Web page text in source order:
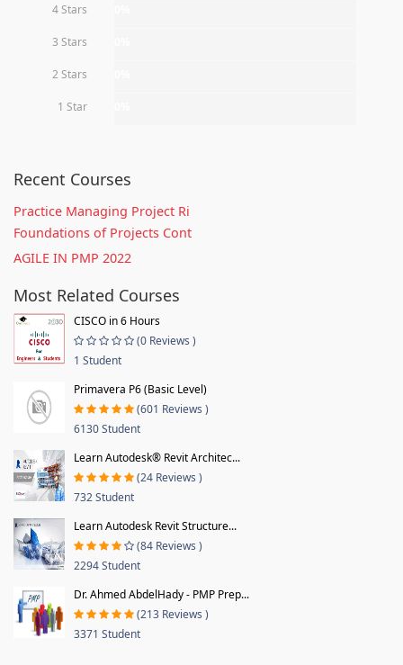
4 Stars
3 Stars
2 Stars
1 Star
Recent Courses
Practice Managing Project Ri
Foundations of Projects Cont
AGILE IN PMP 2022
Most Related Courses
CISCO in 6 Hours
(0 Reviews )
1 Student
Primavera P6 (Basic Level)
(601 Reviews )
6130 Student
Learn Autodesk® Revit Architec...
(24 Reviews )
732 Student
Learn Autodesk Revit Structure...
(84 Reviews )
2294 Student
Dr. Ahmed AbdelHady - PMP Prep...
(213 Reviews )
3371 Student